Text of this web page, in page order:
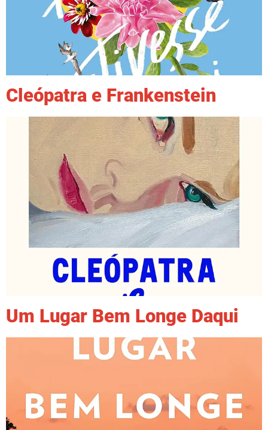
Cleópatra e Frankenstein
Um Lugar Bem Longe Daqui